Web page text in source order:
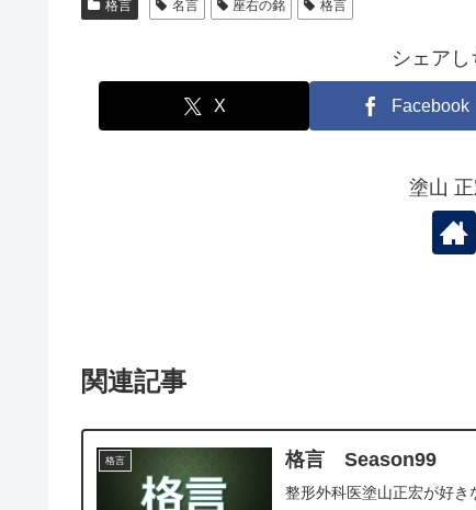
格言 名言 座右の銘 格言
シェアし
X Facebook
塗山
関連記事
格言 格言 Season99
整形外科医塗山正宏が好き